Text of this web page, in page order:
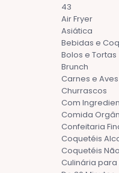
43
Air Fryer
Asiática
Bebidas e
Bolos e Tortas
Brunch
Carnes e Aves
Churrascos
Com
Comida
Confeitaria
Coquetéis
Coquetéis
Culinária